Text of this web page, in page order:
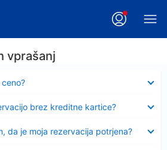
vprašanj
brez kreditne kartice?
da je moja rezervacija potrjena?